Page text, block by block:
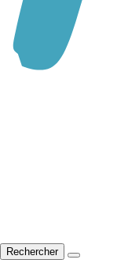
Rechercher